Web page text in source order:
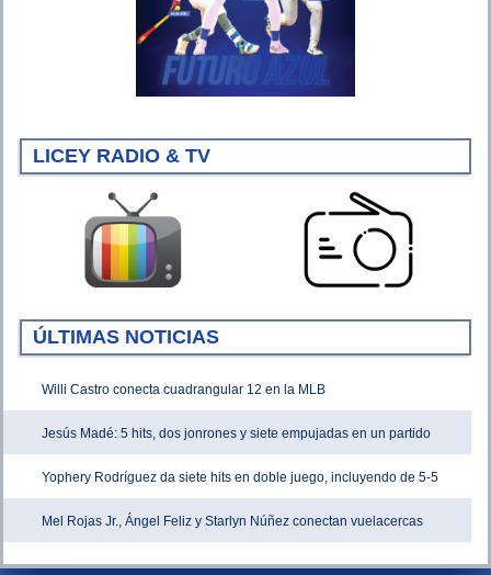
LICEY RADIO & TV
ÚLTIMAS NOTICIAS
Willi Castro conecta cuadrangular 12 en la MLB
Jesús Madé: 5 hits, dos jonrones y siete empujadas en un partido
Yophery Rodríguez da siete hits en doble juego, incluyendo de 5-5
Mel Rojas Jr., Ángel Feliz y Starlyn Núñez conectan vuelacercas